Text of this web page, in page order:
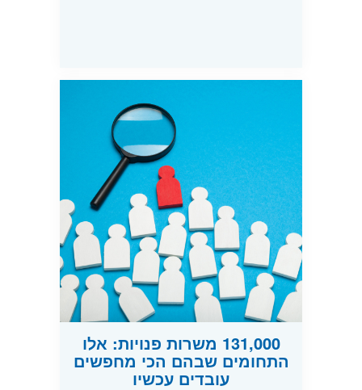
131,000 משרות פנויות: אלו
התחומים שבהם הכי מחפשים
עובדים עכשיו